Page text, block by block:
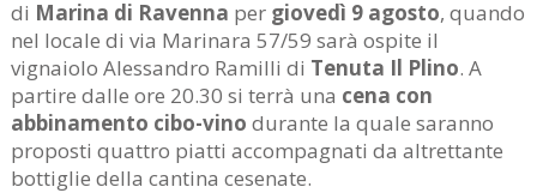
di Marina di Ravenna per giovedì 9 agosto, quando
nel locale di via Marinara 57/59 sarà ospite il
vignaiolo Alessandro Ramilli di Tenuta Il Plino. A
partire dalle ore 20.30 si terrà una cena con
abbinamento cibo-vino durante la quale saranno
proposti quattro piatti accompagnati da altrettante
bottiglie della cantina cesenate.